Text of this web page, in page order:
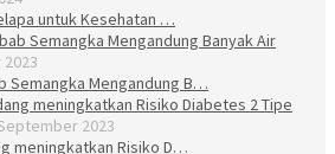
untuk Kesehatan …
Semangka Mengandung B…
2023
meningkatkan Risiko D…